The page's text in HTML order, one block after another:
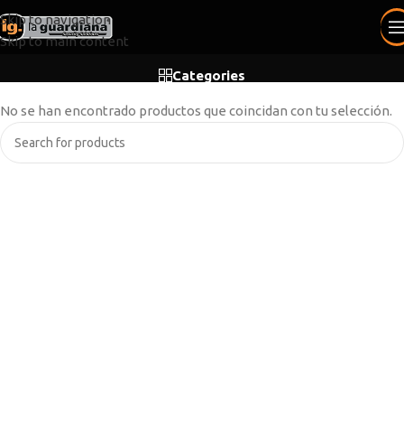
Skip to navigation
Skip to main content
Categories
No se han encontrado productos que coincidan con tu selección.